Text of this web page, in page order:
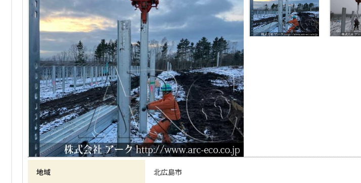
地域 北広島市